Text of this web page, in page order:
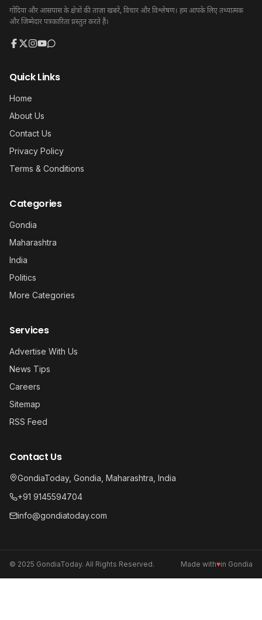
गोंदिया और आसपास के क्षेत्रों की ताज़ा खबरें, विचार और विश्लेषण। हम आपके लिए तथ्यात्मक
और जिम्मेदार पत्रकारिता प्रस्तुत करते हैं।
Quick Links
Home
About Us
Contact Us
Privacy Policy
Terms & Conditions
Categories
Gondia
Maharashtra
India
Politics
More Categories
Services
Advertise With Us
News Tips
Careers
Sitemap
RSS Feed
Contact Us
GondiaToday, Gondia, Maharashtra, India
+91 9145594704
info@gondiatoday.com
© 2025 GondiaToday. All Rights Reserved. Made with♥in Gondia